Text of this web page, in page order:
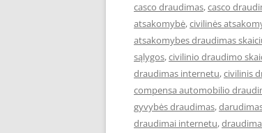
casco draudimas,casco
atsakomybė,civilinės
atsakomybes draudimas
sąlygos,civilinio draudimo
draudimas internetu,civilinis
compensa automobilio
gyvybės draudimas,
draudimai internetu,